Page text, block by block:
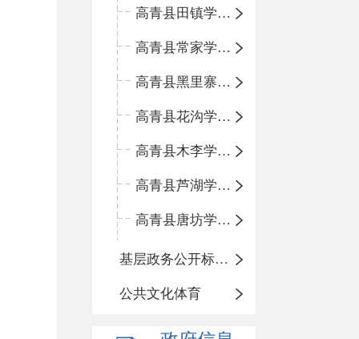
高青县田镇学区中心小学
高青县常家学区中心小学
高青县黑里寨学区中心小学
高青县花沟学区中心小学
高青县木李学区中心小学
高青县芦湖学区中心小学
高青县唐坊学区中心小学
基层政务公开标准化规范化
公共文化体育